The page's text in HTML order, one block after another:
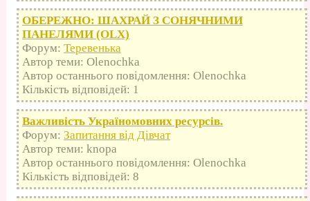
ОБЕРЕЖНО: ШАХРАЙ З СОНЯЧНИМИ
ПАНЕЛЯМИ (OLX)
Форум: Теревенька
Автор теми: Olenochka
Автор останнього повідомлення: Olenochka
Кількість відповідей: 1
Важливість Україномовних ресурсів.
Форум: Запитання від Дівчат
Автор теми: knopa
Автор останнього повідомлення: Olenochka
Кількість відповідей: 8